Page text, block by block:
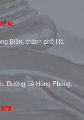
Biên, thành phố Hà
Đường Lê Hồng Phong,